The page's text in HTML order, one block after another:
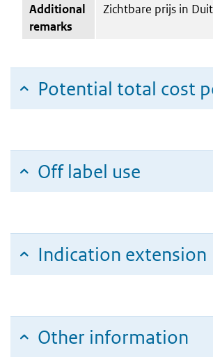
Additional
remarks
Zichtbare prijs in
Potential total cost
Off label use
Indication extension
Other information